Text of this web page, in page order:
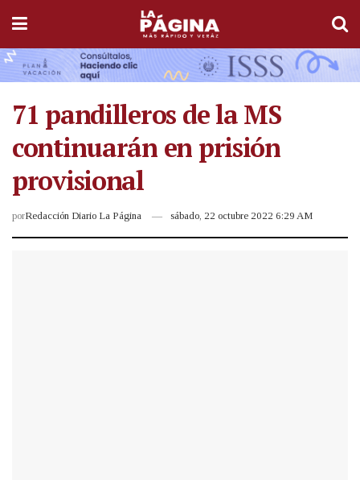
71 pandilleros de la MS
continuarán en prisión
provisional
porRedacción Diario La Página sábado, 22 octubre 2022 6:29 AM